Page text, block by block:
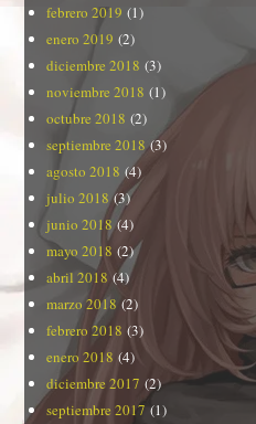
febrero 2019 (1)
enero 2019 (2)
diciembre 2018 (3)
noviembre 2018 (1)
octubre 2018 (2)
septiembre 2018(3)
agosto 2018 (4)
julio 2018(3)
junio 2018 (4)
mayo 2018 (2)
abril 2018 (4)
marzo 2018 (2)
febrero 2018 (3)
enero 2018 (4)
diciembre 2017 (2)
septiembre 2017 (1)